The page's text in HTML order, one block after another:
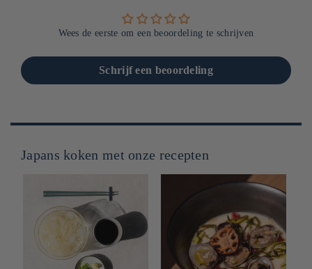
Wees de eerste om een beoordeling te schrijven
Schrijf een beoordeling
Japans koken met onze recepten